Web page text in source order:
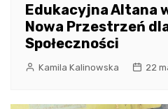
Edukacyjna Altana
Nowa Przestrzeń
Społeczności
Kamila Kalinowska 22